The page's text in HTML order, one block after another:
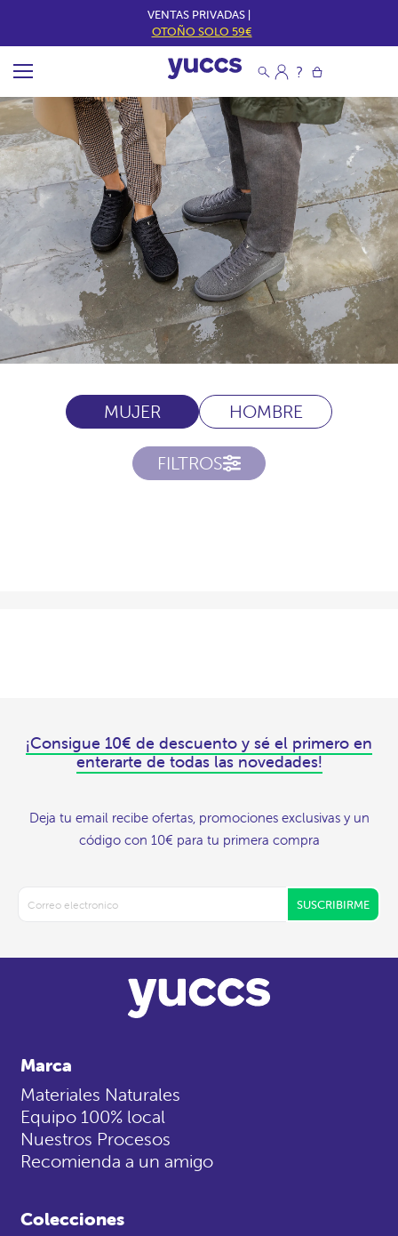
VENTAS PRIVADAS |
OTOÑO SOLO 59€
MUJER HOMBRE
FILTROS
¡Consigue 10€ de descuento y sé el primero en
enterarte de todas las novedades!
Deja tu email recibe ofertas, promociones exclusivas y un
código con 10€ para tu primera compra
SUSCRIBIRME
Marca
Materiales Naturales
Equipo 100% local
Nuestros Procesos
Recomienda a un amigo
Colecciones